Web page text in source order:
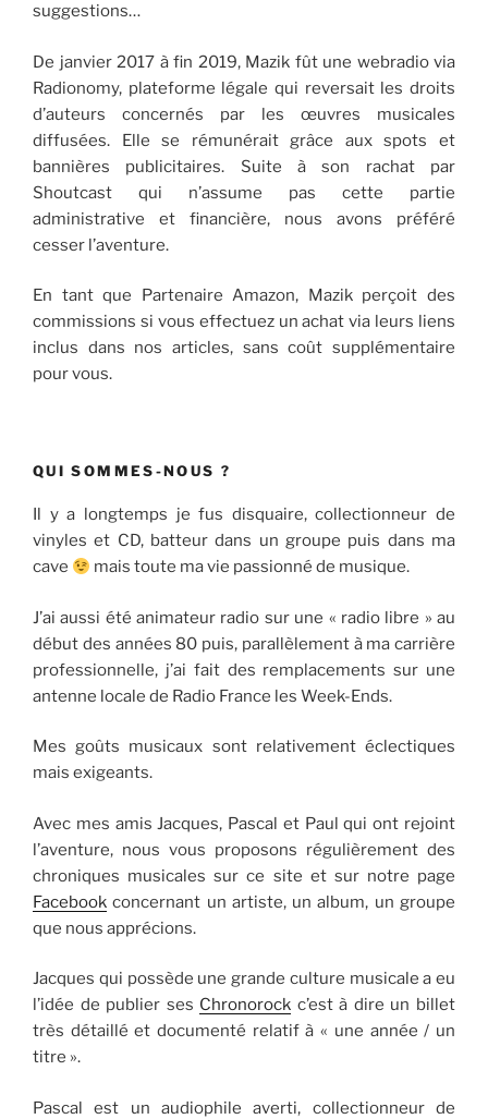
suggestions…
De janvier 2017 à fin 2019, Mazik fût une webradio via
Radionomy, plateforme légale qui reversait les droits
d’auteurs concernés par les œuvres musicales
diffusées. Elle se rémunérait grâce aux spots et
bannières publicitaires. Suite à son rachat par
Shoutcast qui n’assume pas cette partie
administrative et financière, nous avons préféré
cesser l’aventure.
En tant que Partenaire Amazon, Mazik perçoit des
commissions si vous effectuez un achat via leurs liens
inclus dans nos articles, sans coût supplémentaire
pour vous.
QUI SOMMES-NOUS ?
Il y a longtemps je fus disquaire, collectionneur de
vinyles et CD, batteur dans un groupe puis dans ma
cave
mais toute ma vie passionné de musique.
J’ai aussi été animateur radio sur une « radio libre » au
début des années 80 puis, parallèlement à ma carrière
professionnelle, j’ai fait des remplacements sur une
antenne locale de Radio France les Week-Ends.
Mes goûts musicaux sont relativement éclectiques
mais exigeants.
Avec mes amis Jacques, Pascal et Paul qui ont rejoint
l’aventure, nous vous proposons régulièrement des
chroniques musicales sur ce site et sur notre page
Facebook concernant un artiste, un album, un groupe
que nous apprécions.
Jacques qui possède une grande culture musicale a eu
l’idée de publier ses Chronorock c’est à dire un billet
très détaillé et documenté relatif à « une année / un
titre ».
Pascal est un audiophile averti, collectionneur de